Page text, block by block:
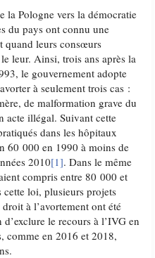
la Pologne vers la démocratie
du pays ont connu une
quand leurs consœurs
leur. Ainsi, trois ans après la
le gouvernement adopte
à seulement trois cas :
de malformation grave du
acte illégal. Suivant cette
dans les hôpitaux
60 000 en 1990 à moins de
2010[1]. Dans le même
compris entre 80 000 et
cette loi, plusieurs projets
à l’avortement ont été
le recours à l’IVG en
comme en 2016 et 2018,